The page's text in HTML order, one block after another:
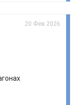
20 Фев 2026